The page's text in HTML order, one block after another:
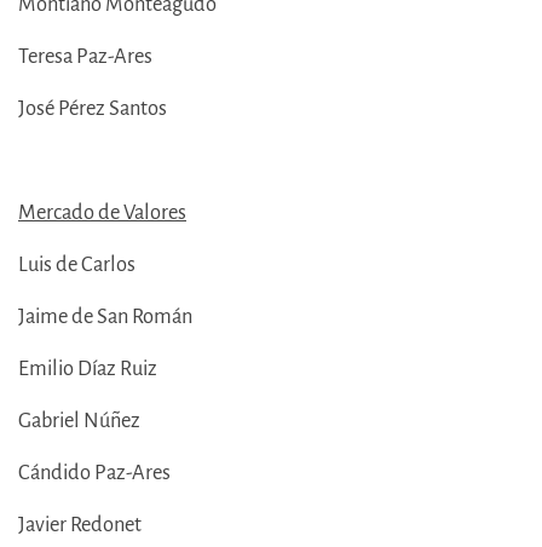
Montiano Monteagudo
Teresa Paz-Ares
José Pérez Santos
Mercado de Valores
Luis de Carlos
Jaime de San Román
Emilio Díaz Ruiz
Gabriel Núñez
Cándido Paz-Ares
Javier Redonet